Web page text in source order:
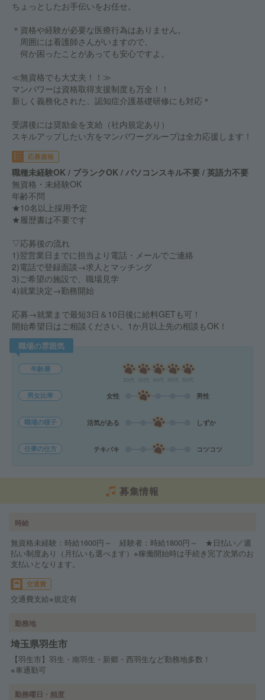
ちょっとしたお手伝いをお任せ。
＊資格や経験が必要な医療行為はありません。
周囲には看護師さんがいますので、
何か困ったことがあっても安心ですよ。
≪無資格でも大丈夫！！≫
マンパワーは資格取得支援制度も万全！！
新しく義務化された、認知症介護基礎研修にも対応＊
受講後には奨励金を支給（社内規定あり）
スキルアップしたい方をマンパワーグループは全力応援します！
応募資格
職種未経験OK / ブランクOK / パソコンスキル不要 / 英語力不要
無資格・未経験OK
年齢不問
★10名以上採用予定
★履歴書は不要です
▽応募後の流れ
1)翌営業日までに担当より電話・メールでご連絡
2)電話で登録面談→求人とマッチング
3)ご希望の施設で、職場見学
4)就業決定→勤務開始
応募→就業まで最短3日＆10日後に給料GETも可！
開始希望日はご相談ください。1か月以上先の相談もOK！
職場の雰囲気
年齢層
男女比率 女性 男性
職場の様子 活気がある しずか
仕事の仕方 テキパキ コツコツ
募集情報
時給
無資格未経験：時給1600円～ 経験者：時給1800円～ ★日払い／週
払い制度あり（月払いも選べます）※稼働開始時は手続き完了次第のお
支払いとなります。
交通費
交通費支給※規定有
勤務地
埼玉県羽生市
【羽生市】羽生・南羽生・新郷・西羽生など勤務地多数！
※車通勤可
勤務曜日・頻度